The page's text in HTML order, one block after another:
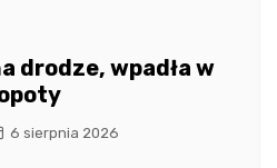
drodze, wpadła w
6 sierpnia 2026